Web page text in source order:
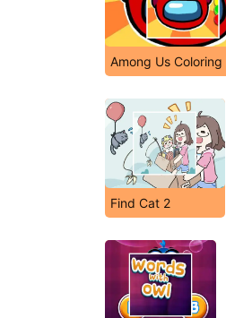
Among Us Coloring
Find Cat 2